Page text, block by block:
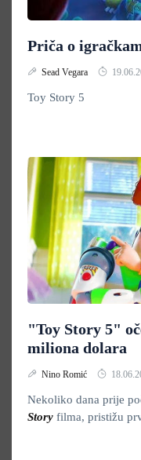
Priča o
Sead Vegara
Toy Story 5
"Toy Story 5"
miliona dolara
Nino Romić
Nekoliko dana prije
Story filma, pristižu